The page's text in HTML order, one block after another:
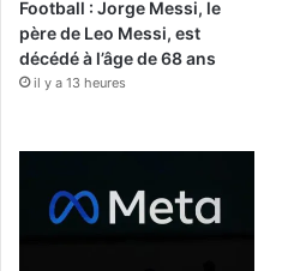
Football : Jorge Messi, le
père de Leo Messi, est
décédé à l’âge de 68 ans
il y a 13 heures